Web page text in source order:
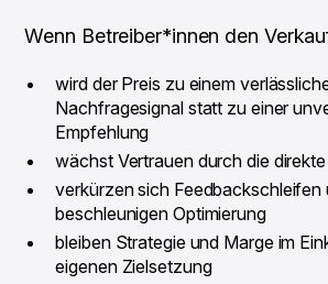
Wenn Betreiber*innen den
wird der Preis zu einem
Nachfragesignal statt zu einer
Empfehlung
wächst Vertrauen durch die
verkürzen sich Feedbackschleifen
beschleunigen Optimierung
bleiben Strategie und Marge im
eigenen Zielsetzung